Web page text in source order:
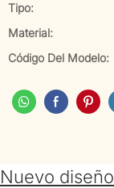
Tipo:
Material:
Código Del Modelo:
Nuevo